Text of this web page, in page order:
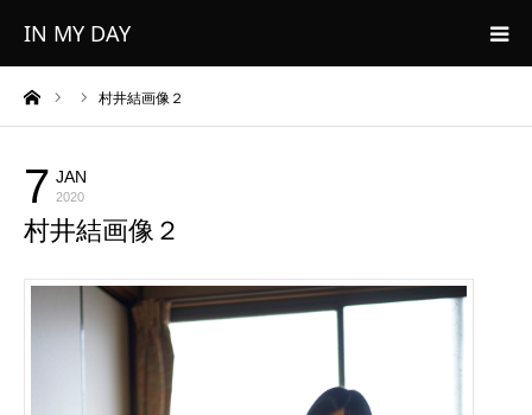
IN MY DAY
村井結画像２
7 JAN
2020
村井結画像２
カメラ初心者
カメラ機材
著者について
🌐